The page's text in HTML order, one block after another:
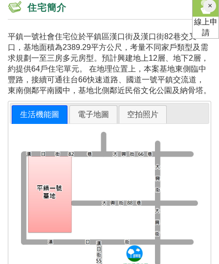
住宅簡介
平鎮一號社會住宅位於平鎮區漢口街及漢口街82巷交叉
口，基地面積為2389.29平方公尺，考量不同家戶類型及需
求規劃一至三房多元房型。預計興建地上12層、地下2層，
約提供64戶住宅單元。 在地理位置上，本案基地東側臨中
豐路，接續可通往台66快速道路、國道一號平鎮交流道，
東南側鄰平南國中，基地北側鄰近民俗文化公園及納骨塔。
生活機能圖 電子地圖 空拍照片
×關
閉
線上申
請